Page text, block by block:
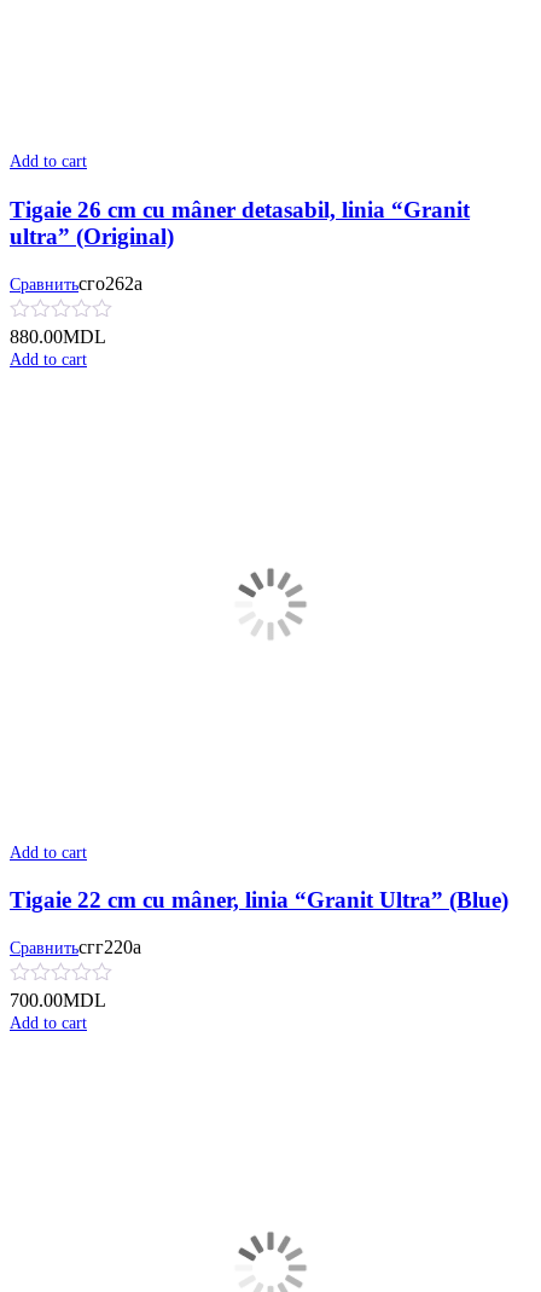
Add to cart
Tigaie 26 cm cu mâner detasabil, linia “Granit
ultra” (Original)
Сравнитьсго262а
880.00MDL
Add to cart
Add to cart
Tigaie 22 cm cu mâner, linia “Granit Ultra” (Blue)
Сравнитьсгг220а
700.00MDL
Add to cart